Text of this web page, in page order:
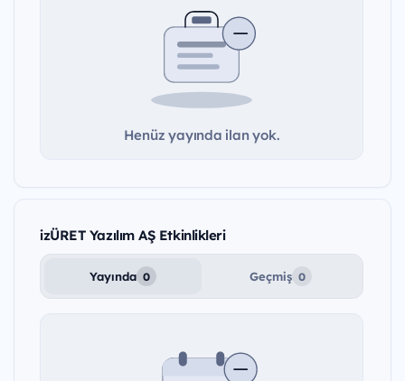
Henüz yayında ilan yok.
izÜRET Yazılım AŞ Etkinlikleri
Yayında 0 Geçmiş 0